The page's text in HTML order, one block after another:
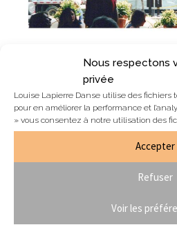
Nous respectons
privée
Louise Lapierre Danse utilise des fichiers
pour en améliorer la performance et
» vous consentez à notre utilisation des
Accepter
Refuser
Voir les
L’enseigne accrochée à la
aussi été changée de façon
de l’école est complètement
est renouvelé dans toutes les